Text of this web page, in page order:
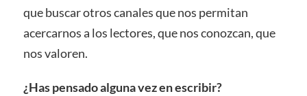
que buscar otros canales que nos permitan
acercarnos a los lectores, que nos conozcan, que
nos valoren.
¿Has pensado alguna vez en escribir?